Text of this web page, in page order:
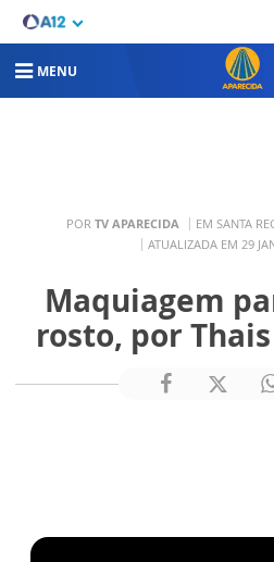
MENU
POR TV APARECIDA EM SANTA
ATUALIZADA EM 29
Maquiagem
rosto, por